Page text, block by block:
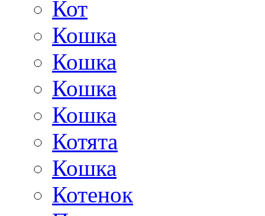
Кот
Кошка
Кошка
Кошка
Кошка
Котята
Кошка
Котенок